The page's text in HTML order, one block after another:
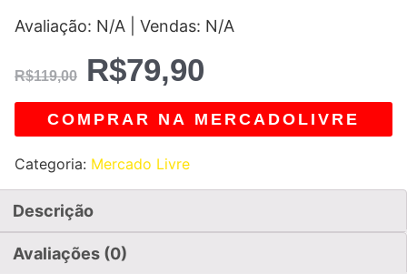
Avaliação: N/A | Vendas: N/A
R$119,00 R$79,90
COMPRAR NA MERCADOLIVRE
Categoria: Mercado Livre
Descrição
Avaliações (0)